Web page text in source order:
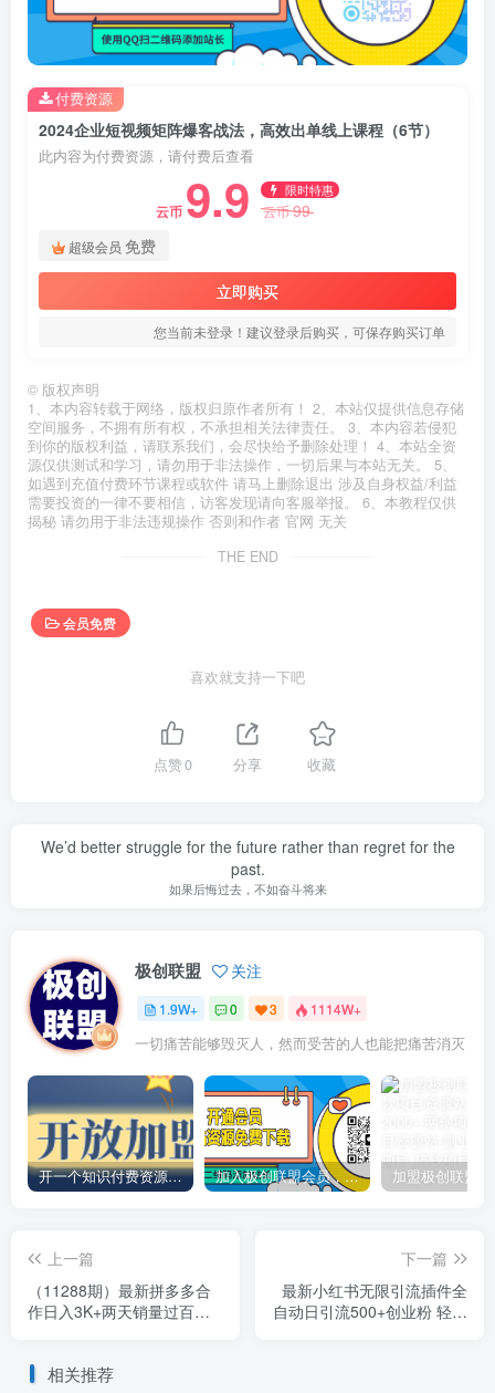
2024企业短视频矩阵爆客战法，高效出单线上课程（6节）
此内容为付费资源，请付费后查看
云币 9.9 限时特惠
云币99
超级会员 免费
立即购买
您当前未登录！建议登录后购买，可保存购买订单
付费资源
© 版权声明
1、本内容转载于网络，版权归原作者所有！ 2、本站仅提供信息存储
空间服务，不拥有所有权，不承担相关法律责任。 3、本内容若侵犯
到你的版权利益，请联系我们，会尽快给予删除处理！ 4、本站全资
源仅供测试和学习，请勿用于非法操作，一切后果与本站无关。 5、
如遇到充值付费环节课程或软件 请马上删除退出 涉及自身权益/利益
需要投资的一律不要相信，访客发现请向客服举报。 6、本教程仅供
揭秘 请勿用于非法违规操作 否则和作者 官网 无关
THE END
会员免费
喜欢就支持一下吧
点赞0 分享 收藏
We’d better struggle for the future rather than regret for the
past.
如果后悔过去，不如奋斗将来
极创联盟 关注
1.9W+ 0 3 1114W+
一切痛苦能够毁灭人，然而受苦的人也能把痛苦消灭
开一个知识付费资源网站，小白也能日入1000+ 加入极创联盟会员，全站资源免费学习。
上一篇
（11288期）最新拼多多合
作日入3K+两天销量过百
下一篇
最新小红书无限引流插件全
自动日引流500+创业粉 轻松
相关推荐